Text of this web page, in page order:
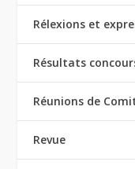
Rélexions et
Résultats
Réunions de
Revue